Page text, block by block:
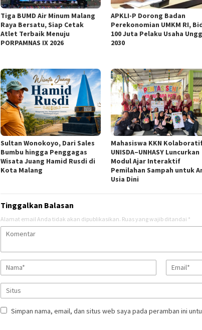
Tiga BUMD Air Minum Malang
Raya Bersatu, Siap Cetak
Atlet Terbaik Menuju
PORPAMNAS IX 2026
APKLI-P Dorong Badan
Perekonomian UMKM RI,
100 Juta Pelaku Usaha
2030
Sultan Wonokoyo, Dari Sales
Bumbu hingga Penggagas
Wisata Juang Hamid Rusdi di
Kota Malang
Mahasiswa KKN
UNISDA–UNHASY Luncurkan
Modul Ajar Interaktif
Pemilahan Sampah untuk
Usia Dini
Tinggalkan Balasan
Alamat email Anda tidak akan dipublikasikan. Ruas yang wajib ditandai *
Simpan nama, email, dan situs web saya pada peramban ini